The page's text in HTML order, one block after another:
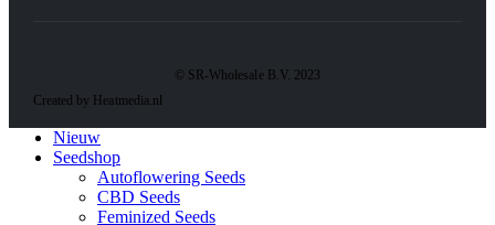
© SR-Wholesale B.V. 2023
Created by Heatmedia.nl
Nieuw
Seedshop
Autoflowering Seeds
CBD Seeds
Feminized Seeds